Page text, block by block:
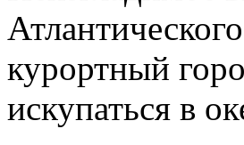
курортный
искупаться в